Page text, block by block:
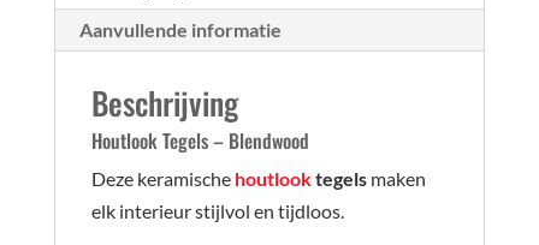
Aanvullende informatie
Beschrijving
Houtlook Tegels – Blendwood
Deze keramische houtlooktegelsmaken
elk interieur stijlvol en tijdloos.